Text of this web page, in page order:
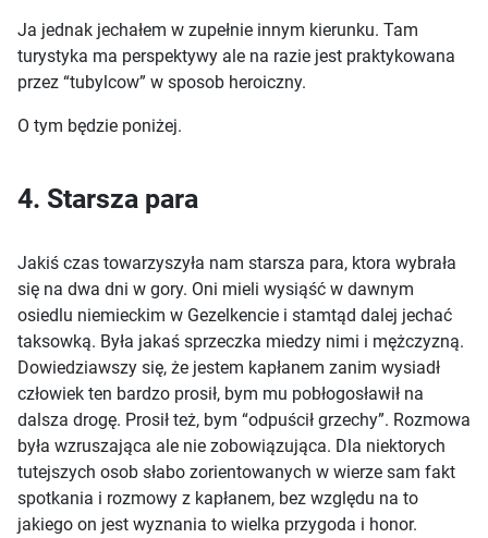
Ja jednak jechałem w zupełnie innym kierunku. Tam
turystyka ma perspektywy ale na razie jest praktykowana
przez “tubylcow” w sposob heroiczny.
O tym będzie poniżej.
4. Starsza para
Jakiś czas towarzyszyła nam starsza para, ktora wybrała
się na dwa dni w gory. Oni mieli wysiąść w dawnym
osiedlu niemieckim w Gezelkencie i stamtąd dalej jechać
taksowką. Była jakaś sprzeczka miedzy nimi i mężczyzną.
Dowiedziawszy się, że jestem kapłanem zanim wysiadł
człowiek ten bardzo prosił, bym mu pobłogosławił na
dalsza drogę. Prosił też, bym “odpuścił grzechy”. Rozmowa
była wzruszająca ale nie zobowiązująca. Dla niektorych
tutejszych osob słabo zorientowanych w wierze sam fakt
spotkania i rozmowy z kapłanem, bez względu na to
jakiego on jest wyznania to wielka przygoda i honor.